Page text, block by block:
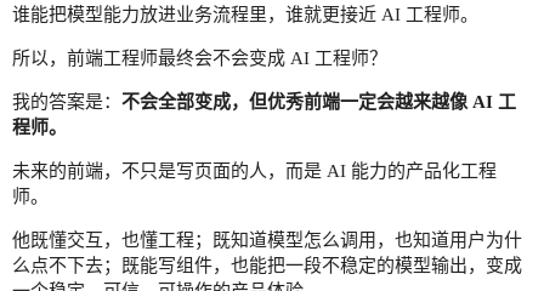
谁能把模型能力放进业务流程里，谁就更接近 AI 工程师。
所以，前端工程师最终会不会变成 AI 工程师？
我的答案是： 不会全部变成，但优秀前端一定会越来越像 AI 工
程师。
未来的前端，不只是写页面的人，而是 AI 能力的产品化工程
师。
他既懂交互，也懂工程；既知道模型怎么调用，也知道用户为什
么点不下去；既能写组件，也能把一段不稳定的模型输出，变成